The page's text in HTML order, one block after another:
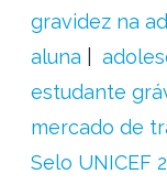
gravidez na
aluna
estudante
mercado de
Selo UNICEF